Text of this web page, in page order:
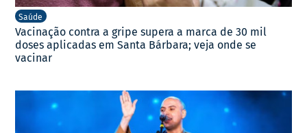
Saúde
Vacinação contra a gripe supera a marca de 30 mil
doses aplicadas em Santa Bárbara; veja onde se
vacinar